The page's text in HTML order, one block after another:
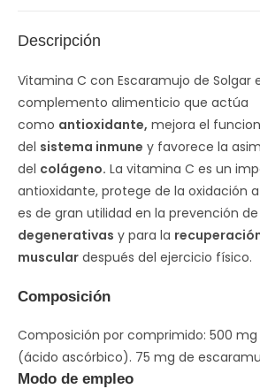
Descripción
Vitamina C con Escaramujo de Solgar
complemento alimenticio que actúa
como antioxidante, mejora el
del sistema inmune y favorece la
del colágeno. La vitamina C es un
antioxidante, protege de la oxidación
es de gran utilidad en la prevención de
degenerativas y para la
muscular después del ejercicio físico.
Composición
Composición por comprimido: 500
(ácido ascórbico). 75 mg de
Modo de empleo